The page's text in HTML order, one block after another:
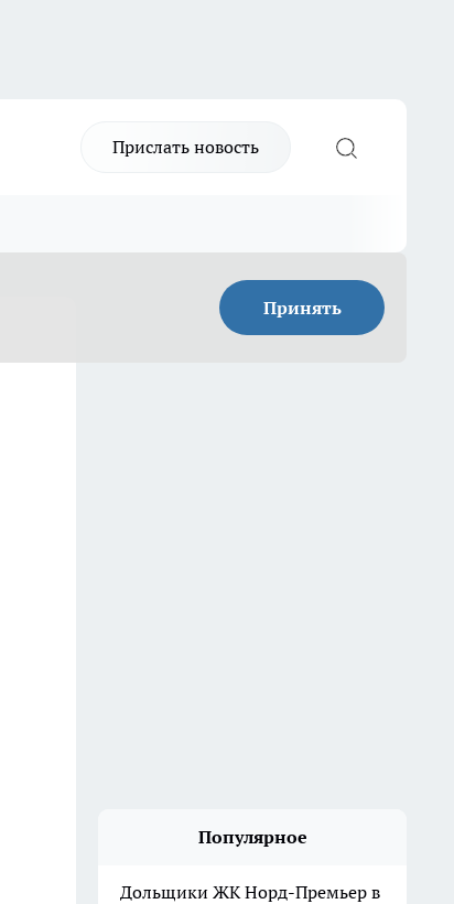
Прислать новость
Принять
Популярное
Дольщики ЖК Норд-Премьер в